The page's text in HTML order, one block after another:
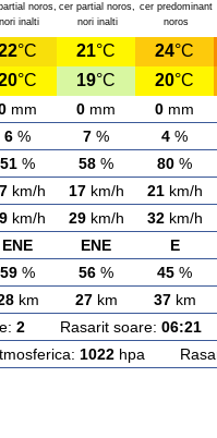
noros,
nori inalti
cer partial noros,
nori inalti
cer predominant
noros
°C 21°C 24°C
°C 19°C 20°C
mm 0 mm 0 mm
6 % 7 % 4 %
51 % 58 % 80 %
km/h 17km/h 21km/h
km/h 29km/h 32km/h
ENE ENE E
59 % 56 % 45 %
km 27km 37km
2Rasarit soare: 06:21
1022hpa